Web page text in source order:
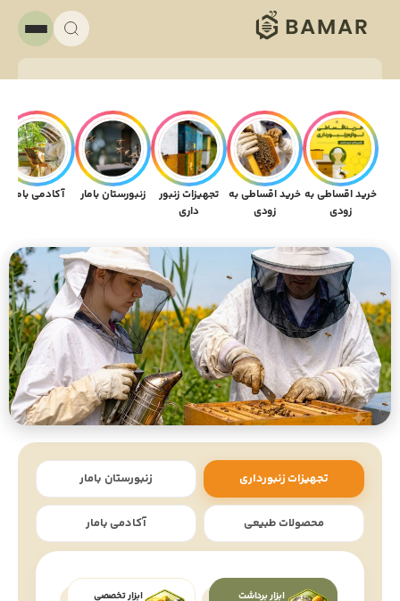
خرید اقساطی به
زودی
خرید اقساطی به
زودی
تجهیزات زنبور
داری
زنبورستان بامار آکادمی بامار
تجهیزات زنبورداری زنبورستان بامار
محصولات طبیعی آکادمی بامار
ابزار برداشت
ابزار تخصصی